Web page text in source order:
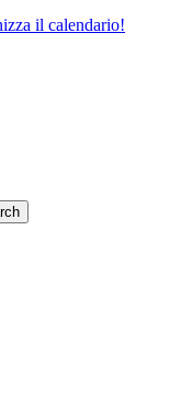
il calendario!